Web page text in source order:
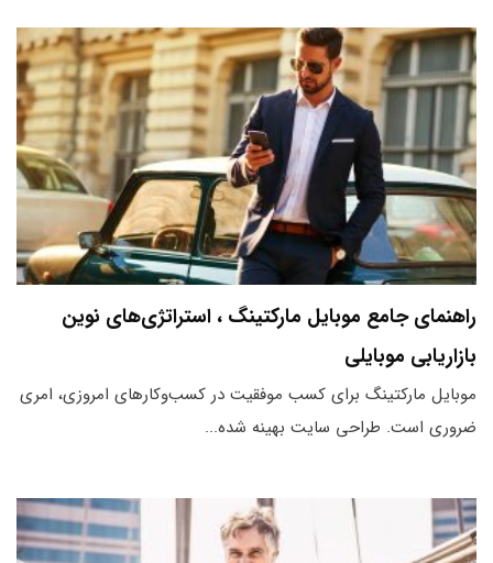
راهنمای جامع موبایل مارکتینگ ، استراتژی‌های نوین
بازاریابی موبایلی
موبایل مارکتینگ برای کسب موفقیت در کسب‌وکارهای امروزی، امری
ضروری است. طراحی سایت بهینه شده...